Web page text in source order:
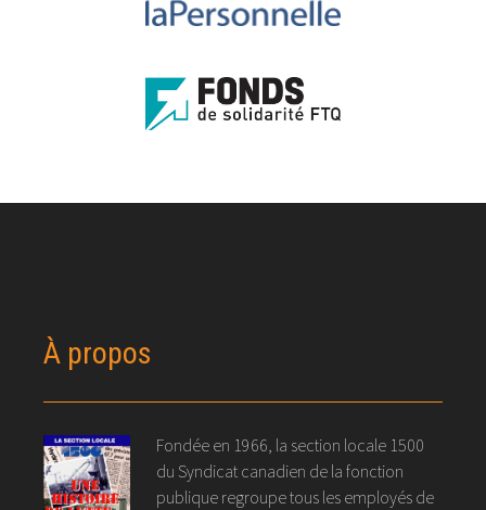
À propos
Fondée en 1966, la section locale 1500
du Syndicat canadien de la fonction
publique regroupe tous les employés de